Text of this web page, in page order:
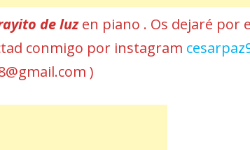
de luzen piano . Os dejaré por
conmigo por instagram
)